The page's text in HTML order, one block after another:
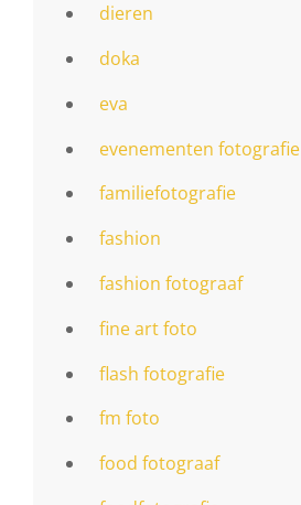
dieren
doka
eva
evenementen fotografie
familiefotografie
fashion
fashion fotograaf
fine art foto
flash fotografie
fm foto
food fotograaf